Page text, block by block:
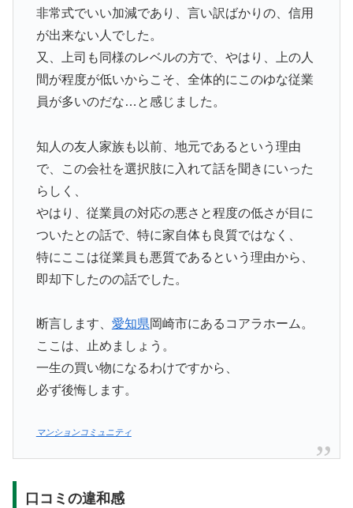
非常式でいい加減であり、言い訳ばかりの、信用
が出来ない人でした。
又、上司も同様のレベルの方で、やはり、上の人
間が程度が低いからこそ、全体的にこのゆな従業
員が多いのだな…と感じました。
知人の友人家族も以前、地元であるという理由
で、この会社を選択肢に入れて話を聞きにいった
らしく、
やはり、従業員の対応の悪さと程度の低さが目に
ついたとの話で、特に家自体も良質ではなく、
特にここは従業員も悪質であるという理由から、
即却下したのの話でした。
断言します、 愛知県岡崎市にあるコアラホーム。
ここは、止めましょう。
一生の買い物になるわけですから、
必ず後悔します。
マンションコミュニティ
口コミの違和感